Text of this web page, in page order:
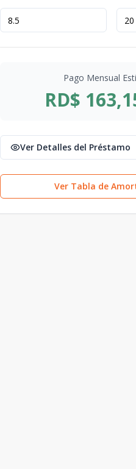
Pago Mensual
RD$
Ver Detalles del Préstamo
Ver Tabla de